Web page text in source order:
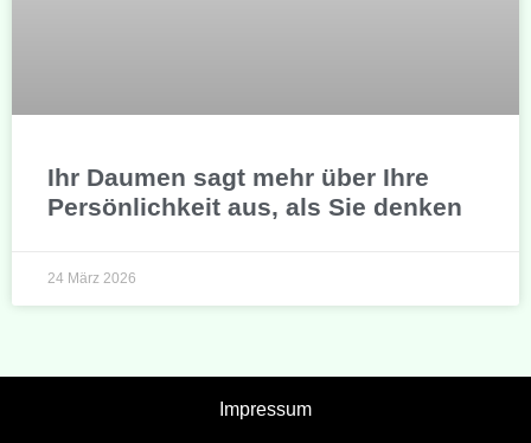
Ihr Daumen sagt mehr über Ihre
Persönlichkeit aus, als Sie denken
24 März 2026
Impressum